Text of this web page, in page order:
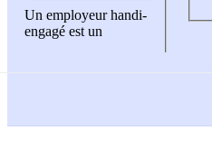
Un employeur handi-
engagé est un